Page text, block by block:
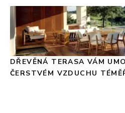
DŘEVĚNÁ TERASA VÁM
ČERSTVÉM VZDUCHU